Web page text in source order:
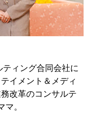
ィング合同会社に
イメント＆メディ
改革のコンサルテ
。